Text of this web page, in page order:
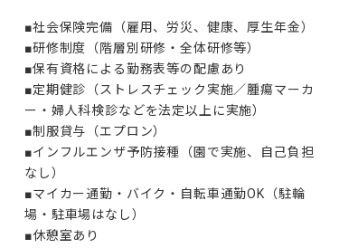
■社会保険完備（雇用、労災、健康、厚生年金）
■研修制度（階層別研修・全体研修等）
■保有資格による勤務表等の配慮あり
■定期健診（ストレスチェック実施／腫瘍マーカ
ー・婦人科検診などを法定以上に実施）
■制服貸与（エプロン）
■インフルエンザ予防接種（園で実施、自己負担
なし）
■マイカー通勤・バイク・自転車通勤OK（駐輪
場・駐車場はなし）
■休憩室あり